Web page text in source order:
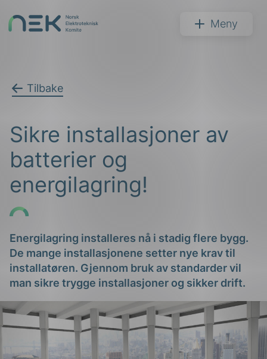
NEK Meny
Tilbake
Sikre installasjoner av
batterier og
energilagring!
Energilagring installeres nå i stadig flere bygg.
De mange installasjonene setter nye krav til
installatøren. Gjennom bruk av standarder vil
man sikre trygge installasjoner og sikker drift.